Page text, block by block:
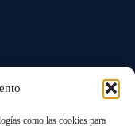
como las cookies para